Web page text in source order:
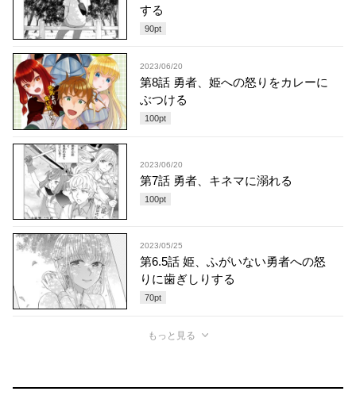
する
90pt
2023/06/20
第8話 勇者、姫への怒りをカレーに
ぶつける
100pt
2023/06/20
第7話 勇者、キネマに溺れる
100pt
2023/05/25
第6.5話 姫、ふがいない勇者への怒
りに歯ぎしりする
70pt
もっと見る